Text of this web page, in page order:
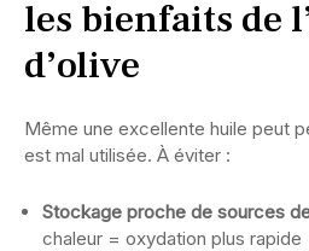
les bienfaits de
d’olive
Même une excellente huile peut
est mal utilisée. À éviter :
Stockage proche de sources
chaleur = oxydation plus rapide